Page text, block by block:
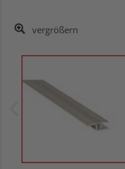
vergrößern